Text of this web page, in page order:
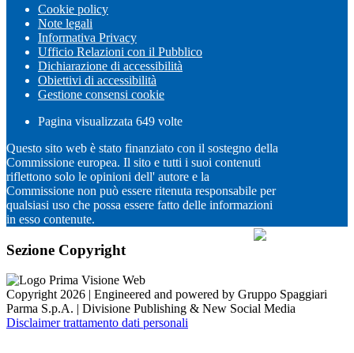
Cookie policy
Note legali
Informativa Privacy
Ufficio Relazioni con il Pubblico
Dichiarazione di accessibilità
Obiettivi di accessibilità
Gestione consensi cookie
Pagina visualizzata 649 volte
Questo sito web è stato finanziato con il sostegno della
Commissione europea. Il sito e tutti i suoi contenuti
riflettono solo le opinioni dell' autore e la
Commissione non può essere ritenuta responsabile per
qualsiasi uso che possa essere fatto delle informazioni
in esso contenute.
Sezione Copyright
Copyright 2026 | Engineered and powered by Gruppo Spaggiari
Parma S.p.A. | Divisione Publishing & New Social Media
Disclaimer trattamento dati personali